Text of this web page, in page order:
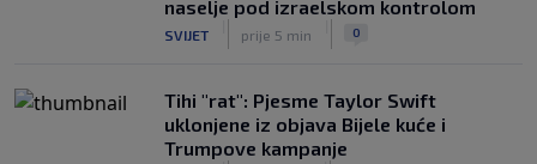
naselje pod izraelskom kontrolom
SVIJET prije 5 min 0
Tihi "rat": Pjesme Taylor Swift
uklonjene iz objava Bijele kuće i
Trumpove kampanje